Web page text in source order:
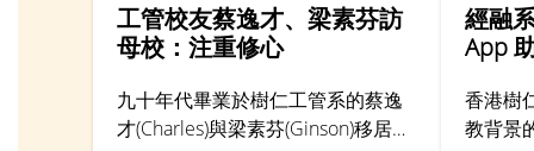
工管校友蔡逸才、梁素芬訪
母校：注重修心
九十年代畢業於樹仁工管系的蔡逸
才(Charles)與梁素芬(Ginson)移居加
經融
App
香港樹
教背景